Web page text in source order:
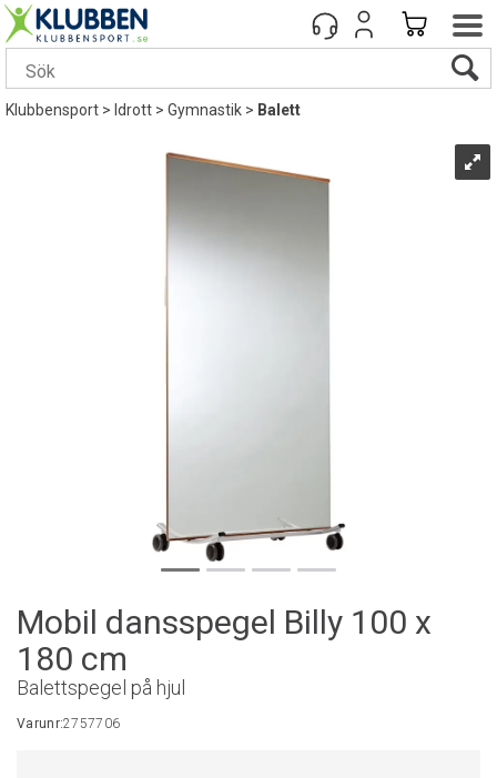
Klubbensport> Idrott>Gymnastik> Balett
Mobil dansspegel Billy 100 x
180 cm
Balettspegel på hjul
Varunr:2757706